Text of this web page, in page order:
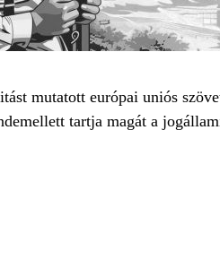
mutatott európai uniós
tartja magát a